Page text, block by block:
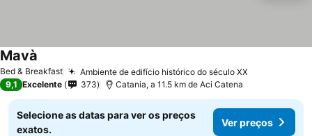
Bed & Breakfast Ambiente de edifício histórico do século XX
Mavà
9,1 Excelente 373 Catania, a 11.5 km de Aci Catena
Selecione as datas para ver os preços
exatos.
Ver preços